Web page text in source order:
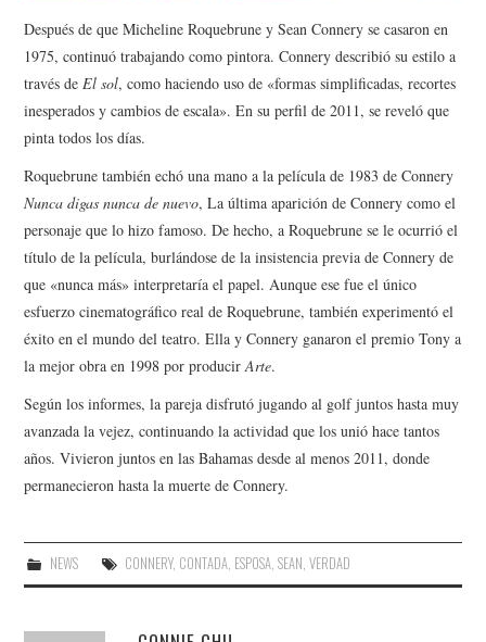
Después de que Micheline Roquebrune y Sean Connery se casaron en
1975, continuó trabajando como pintora. Connery describió su estilo a
través deEl sol, como haciendo uso de «formas simplificadas, recortes
inesperados y cambios de escala». En su perfil de 2011, se reveló que
pinta todos los días.
Roquebrune también echó una mano a la película de 1983 de Connery
Nunca digas nunca de nuevo, La última aparición de Connery como el
personaje que lo hizo famoso. De hecho, a Roquebrune se le ocurrió el
título de la película, burlándose de la insistencia previa de Connery de
que «nunca más» interpretaría el papel. Aunque ese fue el único
esfuerzo cinematográfico real de Roquebrune, también experimentó el
éxito en el mundo del teatro. Ella y Connery ganaron el premio Tony a
la mejor obra en 1998 por producirArte.
Según los informes, la pareja disfrutó jugando al golf juntos hasta muy
avanzada la vejez, continuando la actividad que los unió hace tantos
años. Vivieron juntos en las Bahamas desde al menos 2011, donde
permanecieron hasta la muerte de Connery.
NEWS CONNERY, CONTADA, ESPOSA, SEAN, VERDAD